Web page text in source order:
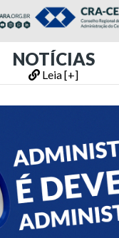
NOTÍCIAS
Leia [+]